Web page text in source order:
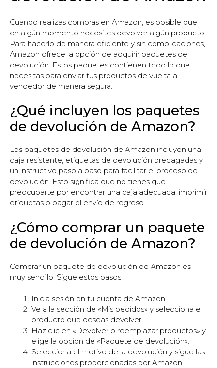
Cuando realizas compras en Amazon, es posible que
en algún momento necesites devolver algún producto.
Para hacerlo de manera eficiente y sin complicaciones,
Amazon ofrece la opción de adquirir paquetes de
devolución. Estos paquetes contienen todo lo que
necesitas para enviar tus productos de vuelta al
vendedor de manera segura.
¿Qué incluyen los paquetes
de devolución de Amazon?
Los paquetes de devolución de Amazon incluyen una
caja resistente, etiquetas de devolución prepagadas y
un instructivo paso a paso para facilitar el proceso de
devolución. Esto significa que no tienes que
preocuparte por encontrar una caja adecuada, imprimir
etiquetas o pagar el envío de regreso.
¿Cómo comprar un paquete
de devolución de Amazon?
Comprar un paquete de devolución de Amazon es
muy sencillo. Sigue estos pasos:
Inicia sesión en tu cuenta de Amazon.
Ve a la sección de «Mis pedidos» y selecciona el
producto que deseas devolver.
Haz clic en «Devolver o reemplazar productos» y
elige la opción de «Paquete de devolución».
Selecciona el motivo de la devolución y sigue las
instrucciones proporcionadas por Amazon.